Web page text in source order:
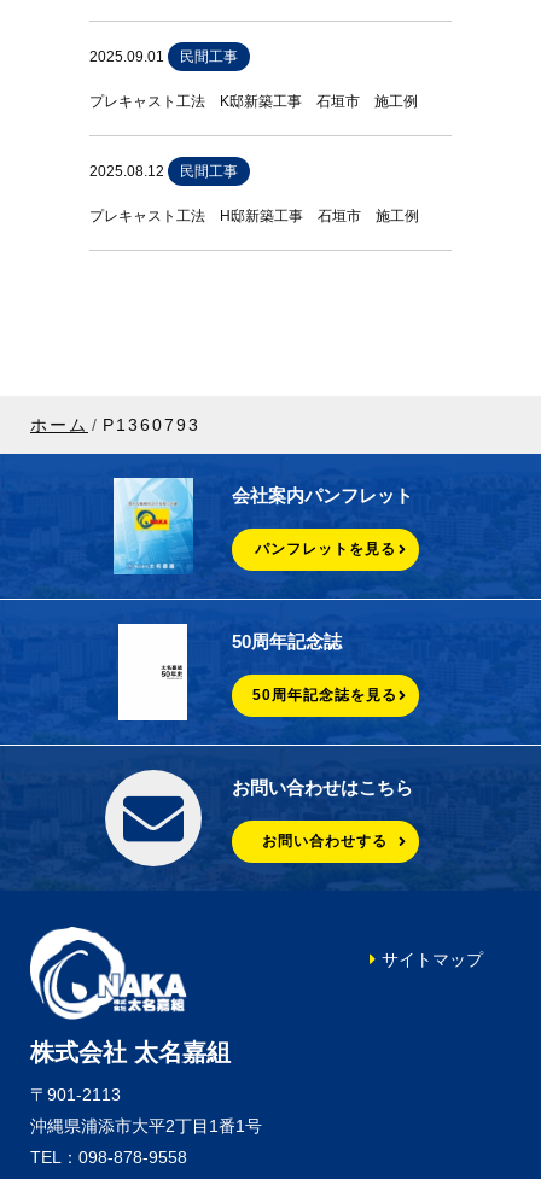
2025.09.01 民間工事
プレキャスト工法 K邸新築工事 石垣市 施工例
2025.08.12 民間工事
プレキャスト工法 H邸新築工事 石垣市 施工例
ホーム P1360793
会社案内パンフレット
パンフレットを見る
50周年記念誌
50周年記念誌を見る
お問い合わせはこちら
お問い合わせする
株式会社 太名嘉組
〒901-2113
沖縄県浦添市大平2丁目1番1号
TEL：098-878-9558
サイトマップ